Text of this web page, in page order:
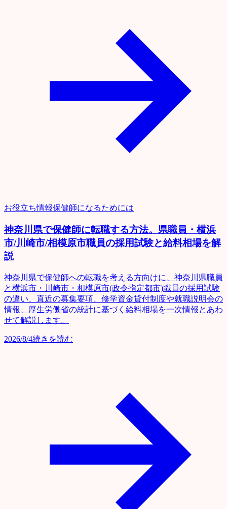
お役立ち情報保健師になるためには
神奈川県で保健師に転職する方法。県職員・横浜
市/川崎市/相模原市職員の採用試験と給料相場を解
説
神奈川県で保健師への転職を考える方向けに、神奈川県職員
と横浜市・川崎市・相模原市(政令指定都市)職員の採用試験
の違い、直近の募集要項、修学資金貸付制度や就職説明会の
情報、厚生労働省の統計に基づく給料相場を一次情報とあわ
せて解説します。
2026/8/4続きを読む